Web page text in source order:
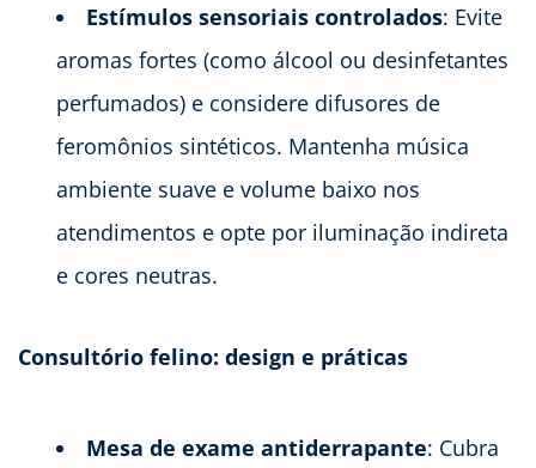
Estímulos sensoriais controlados: Evite
aromas fortes (como álcool ou desinfetantes
perfumados) e considere difusores de
feromônios sintéticos. Mantenha música
ambiente suave e volume baixo nos
atendimentos e opte por iluminação indireta
e cores neutras.
Consultório felino: design e práticas
Mesa de exame antiderrapante: Cubra